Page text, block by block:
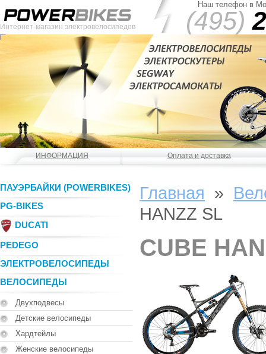
Интернет-магазин электровелосипедов
Наш телефон в
(495)
ИНФОРМАЦИЯ Оплата и доставка
ПАУЭРБАЙКИ (POWERBIKES)
PG-BIKES
DUCATI
PEDEGO
ЭЛЕКТРОВЕЛОСИПЕДЫ
ВЕЛОСИПЕДЫ
Двухподвесы
Детские велосипеды
Хардтейлы
Женские велосипеды
Главная »
HANZZ SL
CUBE